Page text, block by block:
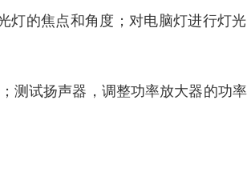
灯的焦点和角度；对电脑灯进行灯
测试扬声器，调整功率放大器的功